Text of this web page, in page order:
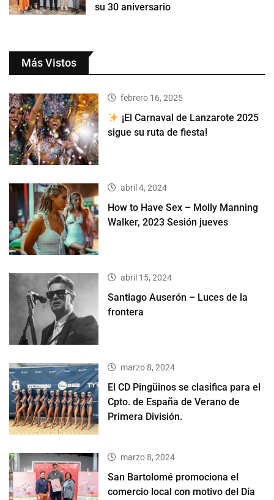
su 30 aniversario
Más Vistos
febrero 16, 2025
¡El Carnaval de Lanzarote 2025
sigue su ruta de fiesta!
abril 4, 2024
How to Have Sex – Molly Manning
Walker, 2023 Sesión jueves
abril 15, 2024
Santiago Auserón – Luces de la
frontera
marzo 8, 2024
El CD Pingüinos se clasifica para el
Cpto. de España de Verano de
Primera División.
marzo 8, 2024
San Bartolomé promociona el
comercio local con motivo del Día